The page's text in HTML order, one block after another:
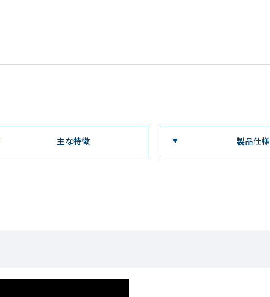
主な特徴 製品仕様